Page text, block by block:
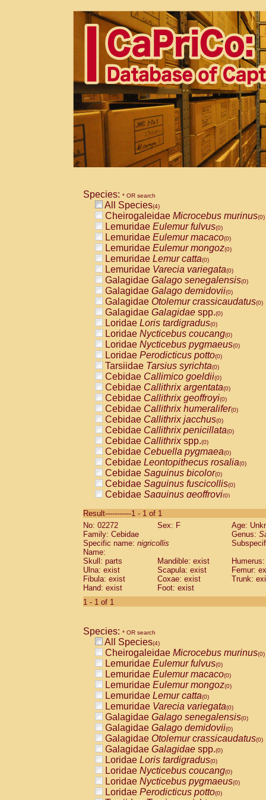
Species: * OR search
All Species(4)
Cheirogaleidae Microcebus murinus(0)
Lemuridae Eulemur fulvus(0)
Lemuridae Eulemur macaco(0)
Lemuridae Eulemur mongoz(0)
Lemuridae Lemur catta(0)
Lemuridae Varecia variegata(0)
Galagidae Galago senegalensis(0)
Galagidae Galago demidovii(0)
Galagidae Otolemur crassicaudatus(0)
Galagidae Galagidae spp.(0)
Loridae Loris tardigradus(0)
Loridae Nycticebus coucang(0)
Loridae Nycticebus pygmaeus(0)
Loridae Perodicticus potto(0)
Tarsiidae Tarsius syrichta(0)
Cebidae Callimico goeldii(0)
Cebidae Callithrix argentata(0)
Cebidae Callithrix geoffroyi(0)
Cebidae Callithrix humeralifer(0)
Cebidae Callithrix jacchus(0)
Cebidae Callithrix penicillata(0)
Cebidae Callithrixspp.(0)
Cebidae Cebuella pygmaea(0)
Cebidae Leontopithecus rosalia(0)
Cebidae Saguinus bicolor(0)
Cebidae Saguinus fuscicollis(0)
Cebidae Saguinus geoffroyi(0)
CebidaeSaguinus labiatus(0)
Cebidae Saguinus leucopus (0)
Cebidae
CebidaeSaguinus mystax
Cebidae Saguinus nigricollis (1)
Cebidae Saguinus oedipus
Cebidae Saguinus weddelli
Cebidae Saguinusspp.
Cebidae
CebidaeCebus capucinus
CebidaeCebus nigrivittatus
CebidaeCebus spp.(0)
CebidaeSaimiri boliviensis(0)
CebidaeSaimiri sciureus(0)
AtelidaeAlouatta caraya(0)
AtelidaeAlouatta fusca(0)
AtelidaeAlouatta seniculus(0)
AtelidaeAlouattaspp.(0)
AtelidaeAteles belzebuth(0)
AtelidaeAteles geoffroyi(0)
AtelidaeAteles paniscus(0)
AtelidaeAtelesspp.(0)
AtelidaeLagothrix lagothricha(0)
AtelidaeLagothrix lagothricha cana
PitheciidaeCacajao calvus
Result-----------1 - 1 of 1
No: 02272
Sex: F
Age:
Family: Cebidae
Genus:
Specific name: nigricollis
Name:
Skull: parts
Mandible: exist
Ulna: exist
Scapula: exist
Femur:
Fibula: exist
Coxae: exist
Trunk:
Hand: exist
Foot: exist
1 - 1 of 1
Species: * OR search
All Species(4)
Cheirogaleidae Microcebus murinus(0)
Lemuridae Eulemur fulvus(0)
Lemuridae Eulemur macaco(0)
Lemuridae Eulemur mongoz(0)
Lemuridae Lemur catta(0)
Lemuridae Varecia variegata(0)
Galagidae Galago senegalensis(0)
Galagidae Galago demidovii(0)
Galagidae Otolemur crassicaudatus(0)
Galagidae Galagidae spp.(0)
Loridae Loris tardigradus(0)
Loridae Nycticebus coucang(0)
Loridae Nycticebus pygmaeus(0)
Loridae Perodicticus potto(0)